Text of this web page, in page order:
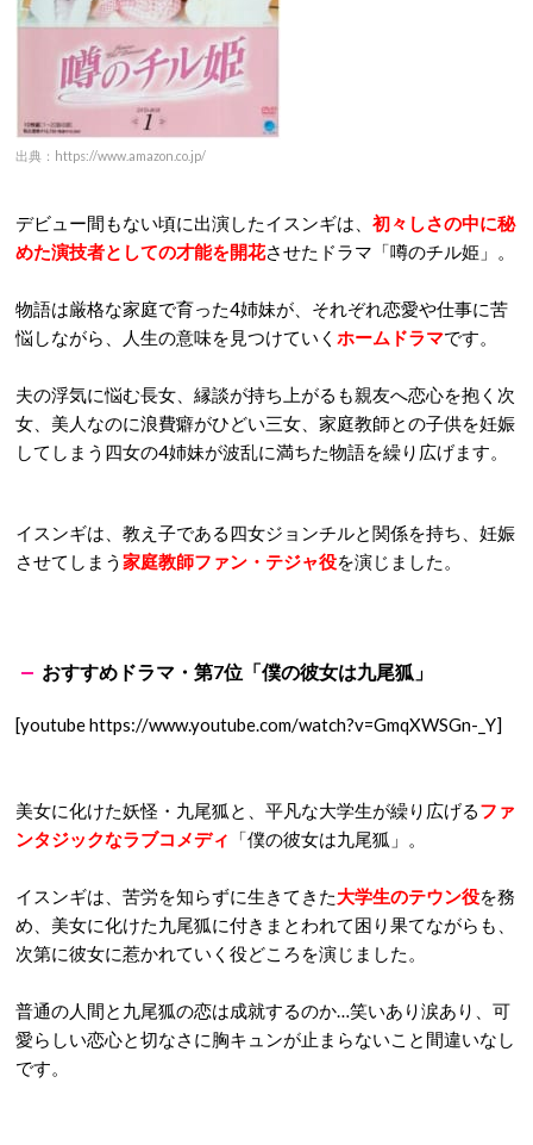
出典：https://www.amazon.co.jp/
デビュー間もない頃に出演したイスンギは、 初々しさの中に秘
めた演技者としての才能を開花させたドラマ「噂のチル姫」。
物語は厳格な家庭で育った4姉妹が、それぞれ恋愛や仕事に苦
悩しながら、人生の意味を見つけていく ホームドラマです。
夫の浮気に悩む長女、縁談が持ち上がるも親友へ恋心を抱く次
女、美人なのに浪費癖がひどい三女、家庭教師との子供を妊娠
してしまう四女の4姉妹が波乱に満ちた物語を繰り広げます。
イスンギは、教え子である四女ジョンチルと関係を持ち、妊娠
させてしまう 家庭教師ファン・テジャ役を演じました。
おすすめドラマ・第7位「僕の彼女は九尾狐」
[youtube https://www.youtube.com/watch?v=GmqXWSGn-_Y]
美女に化けた妖怪・九尾狐と、平凡な大学生が繰り広げるファ
ンタジックなラブコメディ
「僕の彼女は九尾狐」。
イスンギは、苦労を知らずに生きてきた大学生のテウン役を務
め、美女に化けた九尾狐に付きまとわれて困り果てながらも、
次第に彼女に惹かれていく役どころを演じました。
普通の人間と九尾狐の恋は成就するのか…笑いあり涙あり、可
愛らしい恋心と切なさに胸キュンが止まらないこと間違いなし
です。